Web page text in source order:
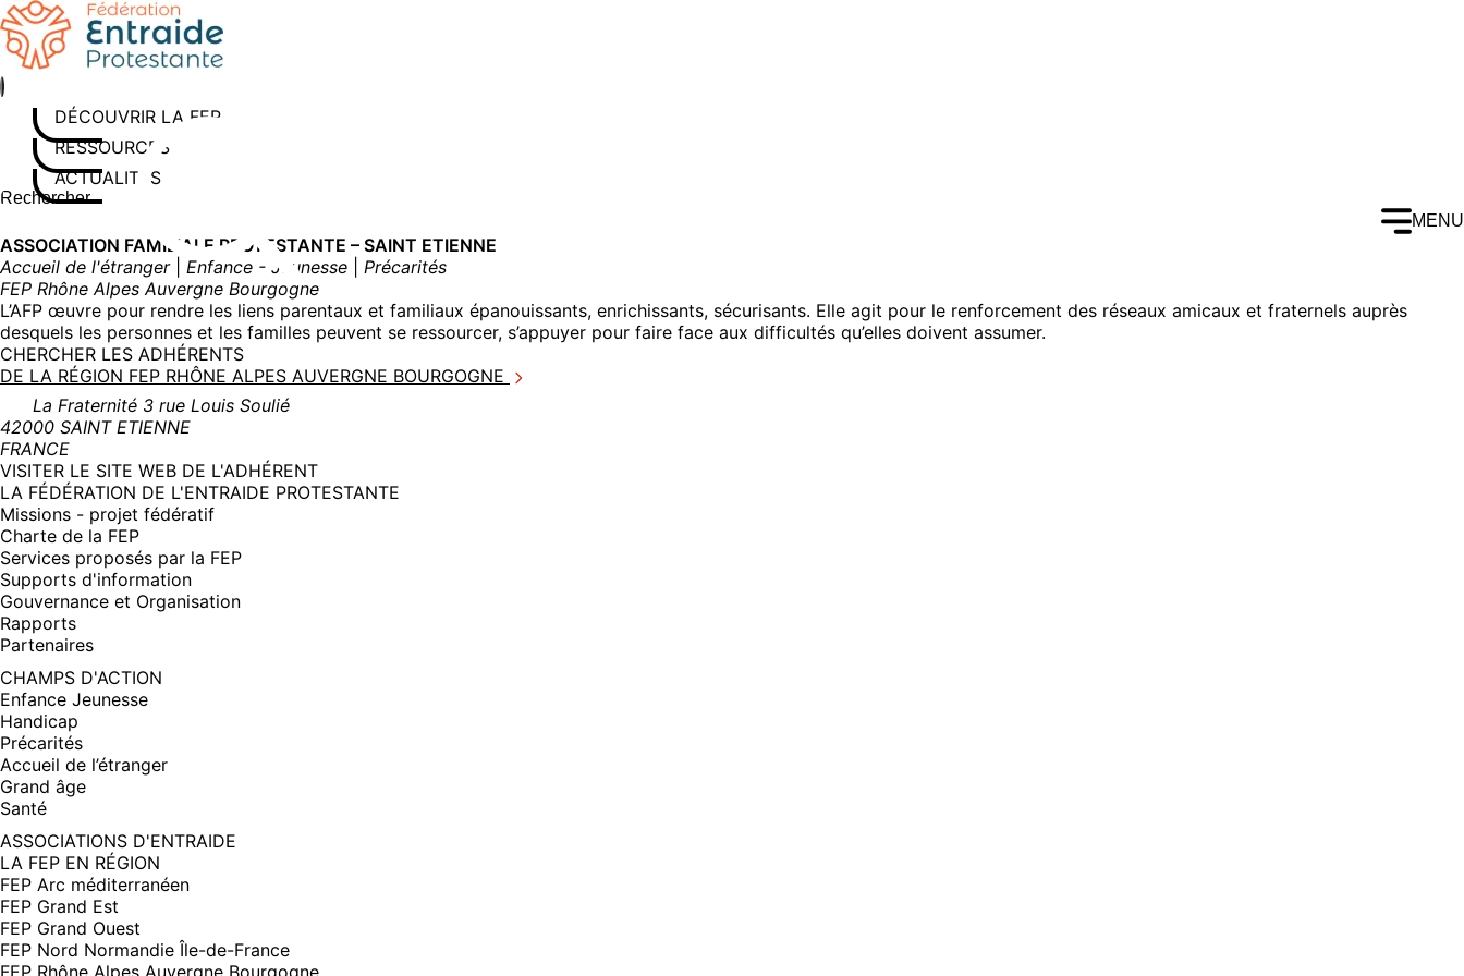
Aller
au
contenu
DÉCOUVRIR LA FEP
RESSOURCES
ACTUALITÉS
Rechercher sur le site
Saisissez au moins 3 caractères pour lancer la recherche
MENU
ASSOCIATION FAMILIALE PROTESTANTE – SAINT ETIENNE
Accueil de l'étranger| Enfance - Jeunesse
Précarités
FEP Rhône Alpes Auvergne Bourgogne
L’AFP œuvre pour rendre les liens parentaux et familiaux épanouissants, enrichissants, sécurisants. Elle agit pour le renforcement des réseaux amicaux et fraternels auprès
desquels les personnes et les familles peuvent se ressourcer, s’appuyer pour faire face aux difficultés qu’elles doivent assumer.
CHERCHER LES ADHÉRENTS
DE LA RÉGION FEP RHÔNE ALPES AUVERGNE BOURGOGNE
La Fraternité 3 rue Louis Soulié
42000 SAINT ETIENNE
FRANCE
VISITER LE SITE WEB DE L'ADHÉRENT(NOUVELLE
FENÊTRE)
LA FÉDÉRATION DE L'ENTRAIDE PROTESTANTE
Missions - projet fédératif
Charte de la FEP
Services proposés par la FEP
Supports d'information
Gouvernance et Organisation
Rapports
Partenaires
CHAMPS D'ACTION
Enfance Jeunesse
Handicap
Précarités
Accueil de l’étranger
Grand âge
Santé
ASSOCIATIONS D'ENTRAIDE
LA FEP EN RÉGION
FEP Arc méditerranéen
FEP Grand Est
FEP Grand Ouest
FEP Nord Normandie Île-de-France
FEP Rhône Alpes Auvergne Bourgogne